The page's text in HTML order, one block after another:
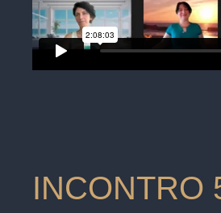
INCONTRO